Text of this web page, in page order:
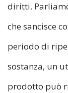
diritti.
che sancisce
periodo di
sostanza, un
prodotto può